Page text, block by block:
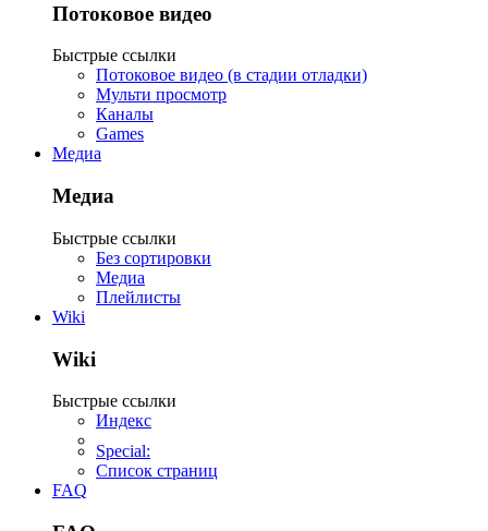
Потоковое видео
Быстрые ссылки
Потоковое видео (в стадии отладки)
Мульти просмотр
Каналы
Games
Медиа
Медиа
Быстрые ссылки
Без сортировки
Медиа
Плейлисты
Wiki
Wiki
Быстрые ссылки
Индекс
Special:
Список страниц
FAQ